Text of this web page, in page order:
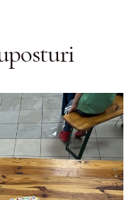
posturi